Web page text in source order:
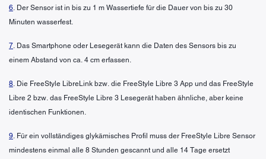
6. Der Sensor ist in bis zu 1 m Wassertiefe für die Dauer von bis zu 30
Minuten wasserfest.
7. Das Smartphone oder Lesegerät kann die Daten des Sensors bis zu
einem Abstand von ca. 4 cm erfassen.
8. Die FreeStyle LibreLink bzw. die FreeStyle Libre 3 App und das FreeStyle
Libre 2 bzw. das FreeStyle Libre 3 Lesegerät haben ähnliche, aber keine
identischen Funktionen.
9. Für ein vollständiges glykämisches Profil muss der FreeStyle Libre Sensor
mindestens einmal alle 8 Stunden gescannt und alle 14 Tage ersetzt